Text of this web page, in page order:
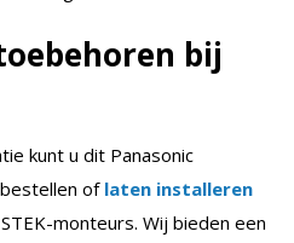
bij
kunt u dit Panasonic
of laten installeren
monteurs. Wij bieden een